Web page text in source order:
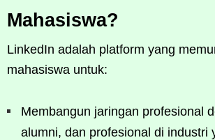
Mahasiswa?
LinkedIn adalah platform yang
mahasiswa untuk:
Membangun jaringan profesional
alumni, dan profesional di industri